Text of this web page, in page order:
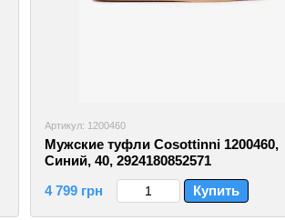
Артикул: 1200460
Мужские туфли Cosottinni 1200460,
Синий, 40, 2924180852571
4 799 грн
Купить